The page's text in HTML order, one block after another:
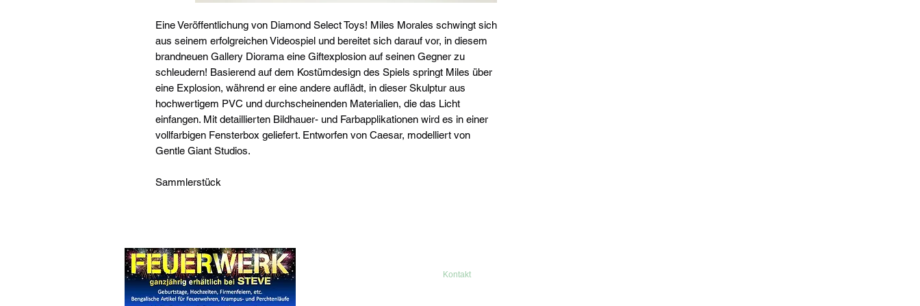
Eine Veröffentlichung von Diamond Select Toys! Miles Morales schwingt sich
aus seinem erfolgreichen Videospiel und bereitet sich darauf vor, in diesem
brandneuen Gallery Diorama eine Giftexplosion auf seinen Gegner zu
schleudern! Basierend auf dem Kostümdesign des Spiels springt Miles über
eine Explosion, während er eine andere auflädt, in dieser Skulptur aus
hochwertigem PVC und durchscheinenden Materialien, die das Licht
einfangen. Mit detaillierten Bildhauer- und Farbapplikationen wird es in einer
vollfarbigen Fensterbox geliefert. Entworfen von Caesar, modelliert von
Gentle Giant Studios.
Sammlerstück
Kontakt